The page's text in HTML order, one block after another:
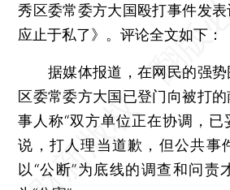
秀区委常委方大国殴打事件发
应止于私了》。评论全文如下：
据媒体报道，在网民的强势
区委常委方大国已登门向被打
事人称“双方单位正在协调，已
说，打人理当道歉，但公共事
以“公断”为底线的调查和问责